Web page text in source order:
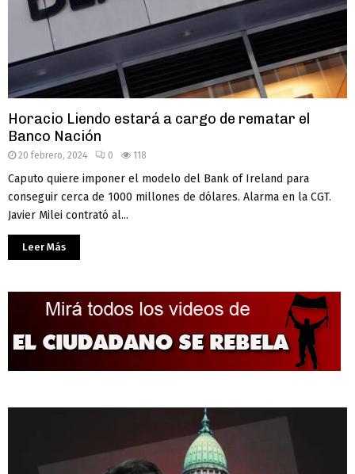
Horacio Liendo estará a cargo de rematar el
Banco Nación
20 febrero, 2024 0 118
Caputo quiere imponer el modelo del Bank of Ireland para
conseguir cerca de 1000 millones de dólares. Alarma en la CGT.
Javier Milei contrató al...
Leer Más